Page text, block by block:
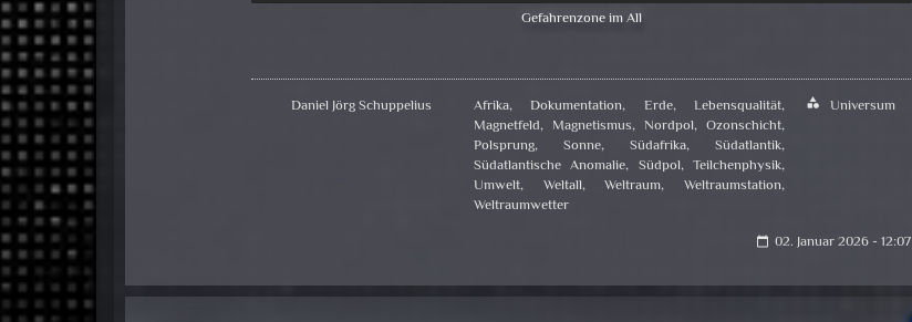
Gefahrenzone im All
Daniel Jörg Schuppelius Afrika,Dokumentation, Erde,Lebensqualität,
Magnetfeld, Magnetismus,Nordpol,Ozonschicht,
Polsprung, Sonne,Südafrika,Südatlantik,
Südatlantische Anomalie, Südpol,Teilchenphysik,
Umwelt, Weltall,Weltraum,Weltraumstation,
Weltraumwetter
category Universum
calendar_today 02. Januar 2026 - 12:07